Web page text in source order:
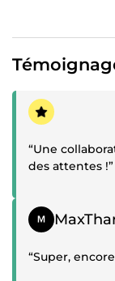
Témoignage
“Une
des attentes !”
Témoignage
“Super,